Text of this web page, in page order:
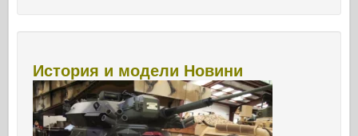
История и модели Новини